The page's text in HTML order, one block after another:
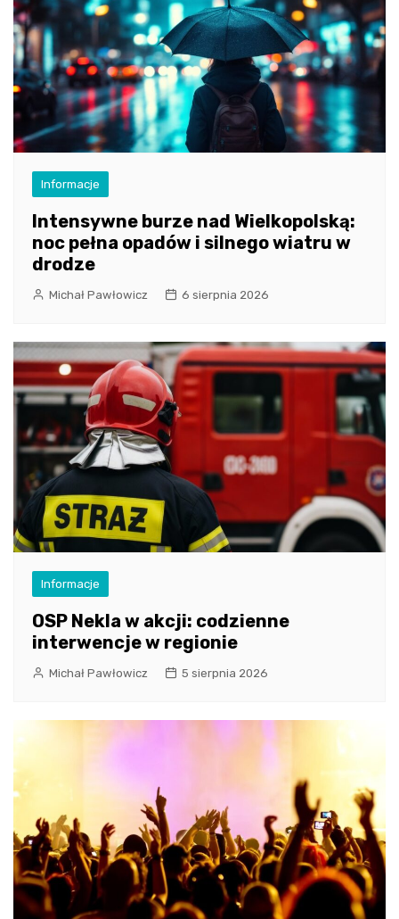
Informacje
Intensywne burze nad Wielkopolską:
noc pełna opadów i silnego wiatru w
drodze
Michał Pawłowicz 6 sierpnia 2026
Informacje
OSP Nekla w akcji: codzienne
interwencje w regionie
Michał Pawłowicz 5 sierpnia 2026